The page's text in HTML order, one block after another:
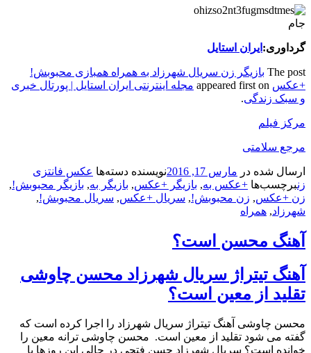
جام
گرداوری: ایران استایل
The post بازیگر زن سریال شهرزاد به همراه همبازی محبوبش!
+عکس
مجله اینترنتی ایران استایل | پورتال خبری
و سبک زندگی.
مرکز فیلم
مرجع سلامتی
ارسال شده در مارس 17, 2016 نویسنده دسته‌ها عکس فانتزی
زنبرچسب‌ها +عکس به, بازیگر +عکس, بازیگر به, بازیگر محبوبش!,
زن +عکس, زن محبوبش!, سریال +عکس, سریال محبوبش!,
شهرزاد, همراه
آهنگ محسن است؟
آهنگ تیتراژ سریال شهرزاد محسن چاوشی
تقلید از معین است؟
محسن چاوشی آهنگ تیتراژ سریال شهرزاد را اجرا کرده است که
گفته می شود تقلید از معین است. محسن چاوشی ترانه معین را
خوانده است؟ سریال شهرزاد حسن فتحی در حالی این روزها با